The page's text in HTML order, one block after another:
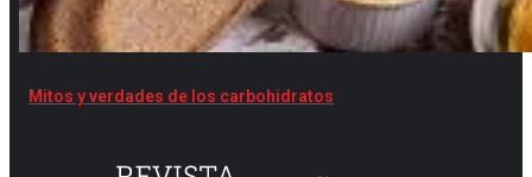
Mitos y verdades de los carbohidratos